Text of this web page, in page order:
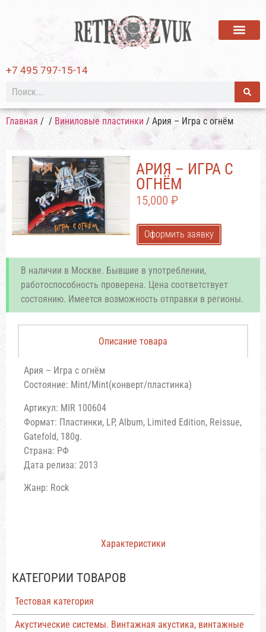
+7 495 797-15-14
Главная / / Виниловые пластинки / Ария – Игра с огнём
КАТЕГОРИИ ТОВАРОВ
Тестовая категория
Акустические системы. Винтажная акустика, винтажные
АРИЯ – ИГРА С
ОГНЁМ
15,000 ₽
Оформить заявку
В наличии в Москве. Бывшие в употреблении,
работоспособность проверена. Цена соответствует
состоянию. Имеется возможность отправки в регионы.
Описание товара
Характеристики
Ария – Игра с огнём
Состояние: Mint/Mint(конверт/пластинка)
Артикул: MIR 100604
Формат: Пластинки, LP, Album, Limited Edition, Reissue,
Gatefold, 180g.
Страна: РФ
Дата релиза: 2013
Жанр: Rock